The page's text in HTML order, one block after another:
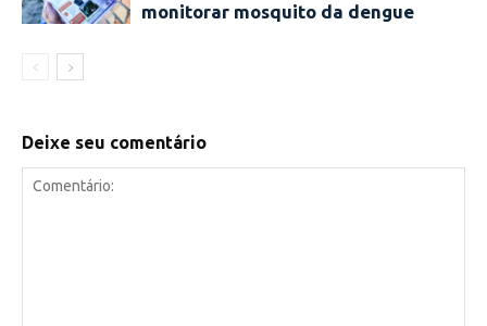
monitorar mosquito da dengue
Deixe seu comentário